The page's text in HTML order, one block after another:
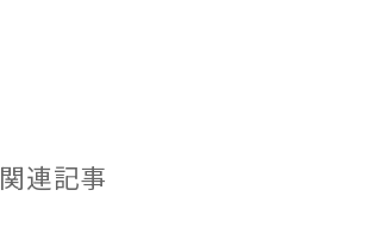
関連記事